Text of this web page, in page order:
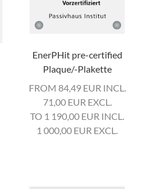
EnerPHit pre-certified
Plaque/-Plakette
FROM 84,49 EUR INCL.
71,00 EUR EXCL.
TO 1 190,00 EUR INCL.
1 000,00 EUR EXCL.